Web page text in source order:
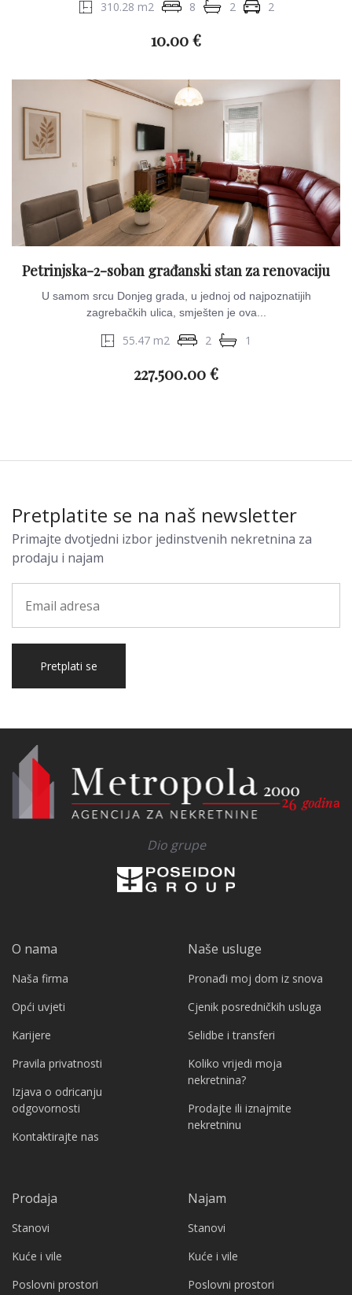
310.28 m2 8 2 2
10.00 €
Petrinjska-2-soban građanski stan za renovaciju
U samom srcu Donjeg grada, u jednoj od najpoznatijih
zagrebačkih ulica, smješten je ova...
55.47 m2 2 1
227.500.00 €
Pretplatite se na naš newsletter
Primajte dvotjedni izbor jedinstvenih nekretnina za
prodaju i najam
Pretplati se
Dio grupe
O nama
Naša firma
Opći uvjeti
Karijere
Pravila privatnosti
Izjava o odricanju
odgovornosti
Kontaktirajte nas
Naše usluge
Pronađi moj dom iz snova
Cjenik posredničkih usluga
Selidbe i transferi
Koliko vrijedi moja
nekretnina?
Prodajte ili iznajmite
nekretninu
Prodaja
Stanovi
Kuće i vile
Poslovni prostori
Najam
Stanovi
Kuće i vile
Poslovni prostori